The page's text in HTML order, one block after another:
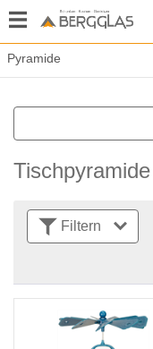
Pyramide
Filtern